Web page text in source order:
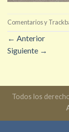
Comentarios y
← Anterior
Siguiente →
Todos los